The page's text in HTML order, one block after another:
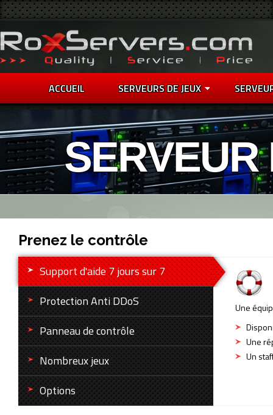
ACCUEIL SERVEURS DE JEUX
SERVEUR
Prenez le contrôle
Support d'aide 7 jours sur 7
Protection Anti DDoS
Panneau de contrôle
Nombreux jeux
Options
Une
Une
Un